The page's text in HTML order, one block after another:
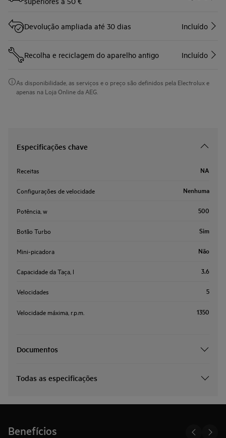
Devolução ampliada até 30 dias Incluído
Recolha e reciclagem do aparelho antigo Incluído
As disponibilidade, as serviços e o preço são definidos pela Electrolux e
apenas na Loja Online da AEG.
Especificações chave
Receitas NA
Configurações de velocidade Nenhuma
Potência, w 500
Botão Turbo Sim
Mini-picadora Não
Capacidade da Taça, l 3.6
Velocidades 5
Velocidade máxima, r.p.m. 1350
Documentos
Todas as especificações
Benefícios